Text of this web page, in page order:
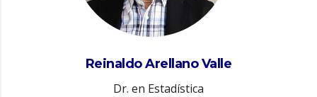
Reinaldo Arellano Valle
Dr. en Estadística